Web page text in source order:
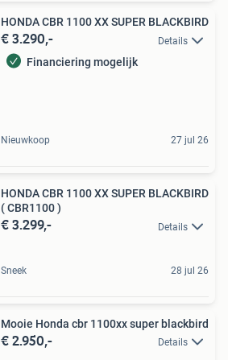
HONDA CBR 1100 XX SUPER BLACKBIRD
€ 3.290,- Details
Financiering mogelijk
Nieuwkoop 27 jul 26
HONDA CBR 1100 XX SUPER BLACKBIRD
( CBR1100 )
€ 3.299,- Details
Sneek 28 jul 26
Mooie Honda cbr 1100xx super blackbird
€ 2.950,- Details